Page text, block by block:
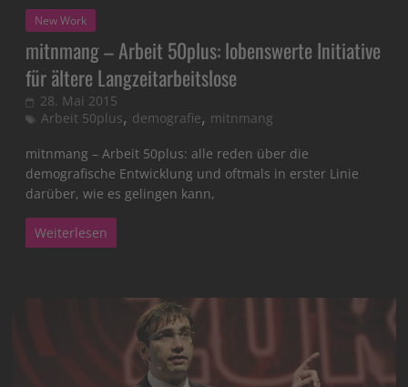
New Work
mitnmang – Arbeit 50plus: lobenswerte Initiative
für ältere Langzeitarbeitslose
28. Mai 2015
Arbeit 50plus, demografie, mitnmang
mitnmang – Arbeit 50plus: alle reden über die
demografische Entwicklung und oftmals in erster Linie
darüber, wie es gelingen kann,
Weiterlesen